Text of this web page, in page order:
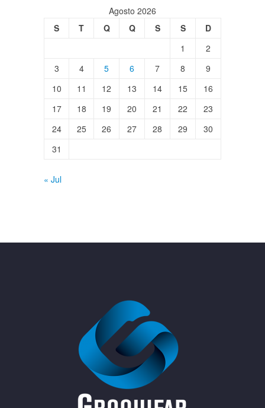
Agosto 2026
S
T Q Q S S
D
1
2
3
4 5 6 7 8
9
10
11 12 13 14 15
16
17
18 19 20 21 22
23
24
25 26 27 28 29
30
31
« Jul